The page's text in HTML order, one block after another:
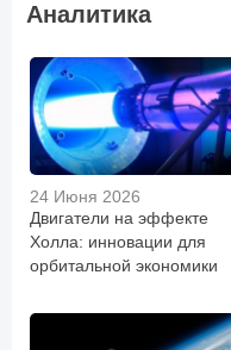
Аналитика
24 Июня 2026
Двигатели на эффекте
Холла: инновации для
орбитальной экономики